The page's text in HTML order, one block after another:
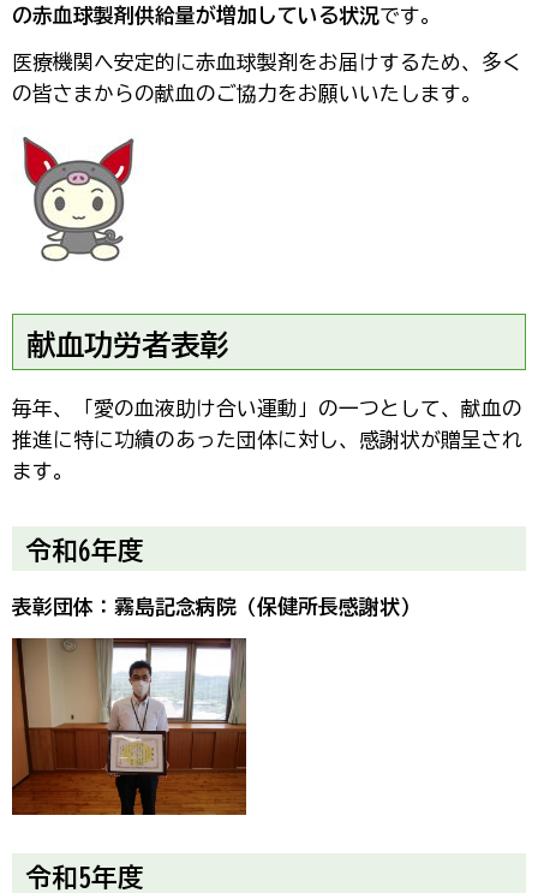
の赤血球製剤供給量が増加している状況です。
医療機関へ安定的に赤血球製剤をお届けするため、多く
の皆さまからの献血のご協力をお願いいたします。
献血功労者表彰
毎年、「愛の血液助け合い運動」の一つとして、献血の
推進に特に功績のあった団体に対し、感謝状が贈呈され
ます。
令和6年度
表彰団体：霧島記念病院（保健所長感謝状）
令和5年度